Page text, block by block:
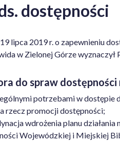
dostępności
lipca 2019 r. o zapewnieniu
w Zielonej Górze
do spraw
potrzebami w
rzecz promocji dostępności;
wdrożenia planu
Wojewódzkiej i Miejskiej